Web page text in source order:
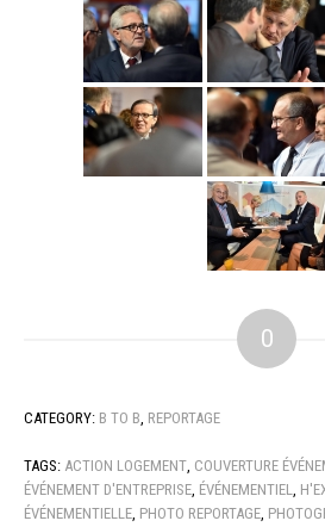
0
CATEGORY: B TO B, REPORTAGE
TAGS: ACTION LOGEMENT, COUVERTURE
ÉVÉNEMENT D'ENTREPRISE, ÉVÉNEMENTIEL,
ÉVÉNEMENTIELLE, PHOTO REPORTAGE,